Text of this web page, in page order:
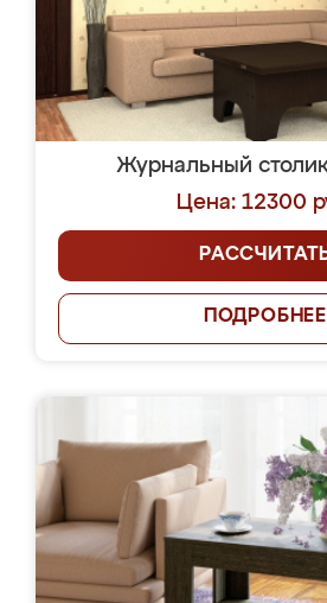
Журнальный
Цена: 12300
ПОДРОБНЕЕ